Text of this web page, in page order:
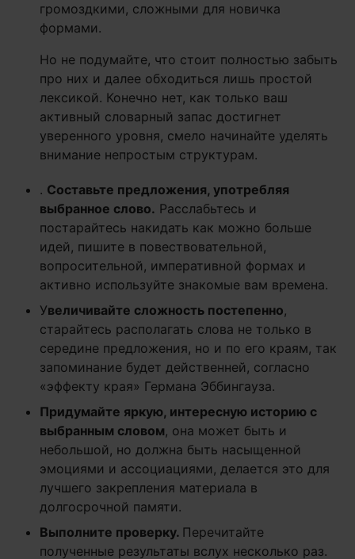
громоздкими, сложными для новичка
формами.
Но не подумайте, что стоит полностью забыть
про них и далее обходиться лишь простой
лексикой. Конечно нет, как только ваш
активный словарный запас достигнет
уверенного уровня, смело начинайте уделять
внимание непростым структурам.
. Составьте предложения, употребляя
выбранное слово. Расслабьтесь и
постарайтесь накидать как можно больше
идей, пишите в повествовательной,
вопросительной, императивной формах и
активно используйте знакомые вам времена.
Увеличивайте сложность постепенно,
старайтесь располагать слова не только в
середине предложения, но и по его краям, так
запоминание будет действенней, согласно
«эффекту края» Германа Эббингауза.
Придумайте яркую, интересную историю с
выбранным словом, она может быть и
небольшой, но должна быть насыщенной
эмоциями и ассоциациями, делается это для
лучшего закрепления материала в
долгосрочной памяти.
Выполните проверку. Перечитайте
полученные результаты вслух несколько раз.